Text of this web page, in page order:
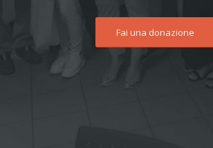
Fai una donazione